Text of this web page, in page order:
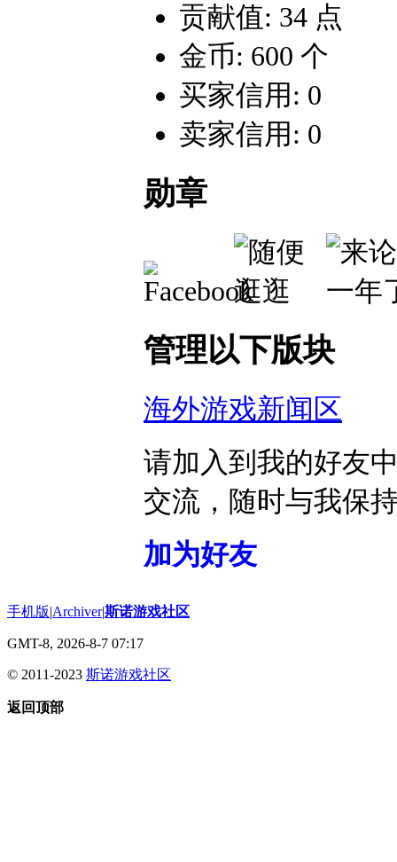
贡献值: 34 点
金币: 600 个
买家信用: 0
卖家信用: 0
勋章
管理以下版块
海外游戏新闻区
请加入到我的好友
交流，随时与我保
加为好友
手机版|Archiver|斯诺游戏社区
GMT-8, 2026-8-7 07:17
© 2011-2023 斯诺游戏社区
返回顶部